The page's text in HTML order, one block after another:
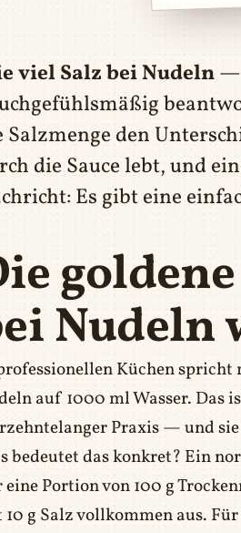
viel Salz bei Nudeln—
Salzmenge den
die Sauce lebt, und
Es gibt eine
Küchen spricht
auf 1000 ml Wasser. Das
Praxis — und
bedeutet das konkret? Ein
eine Portion von 100 g
g Salz vollkommen aus.